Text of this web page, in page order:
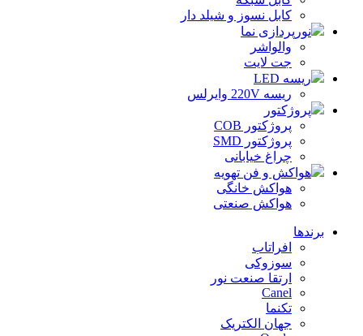
کابل نسوز و شیلد دار
نورپردازی نما
والواشر
جت لایت
ریسه LED
ریسه 220V وایرلس
پروژکتور
پروژکتور COB
پروژکتور SMD
چراغ خیابانی
هواکش و فن تهویه
هواکش خانگی
هواکش صنعتی
برندها
افراتاب
سوزوکی
ارتقا صنعت نور
Canel
تکنما
جهان الکتریک